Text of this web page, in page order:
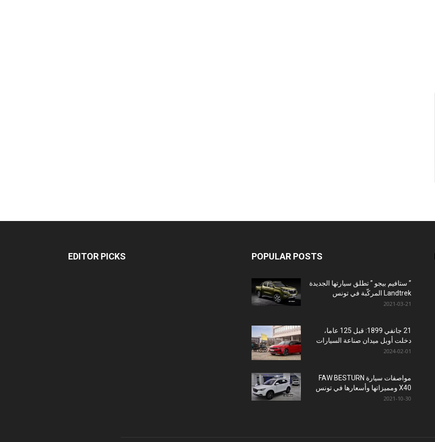
EDITOR PICKS POPULAR POSTS
” ستافيم بيجو ” تطلق سيارتها الجديدة
Landtrek المركّبة في تونس
2021-03-21
21 جانفي 1899: قبل 125 عاما،
دخلت أوبل ميدان صناعة السيارات
2024-02-01
مواصفات سيارة FAW BESTURN
X40 ومميزاتها وأسعارها في تونس
2021-10-30